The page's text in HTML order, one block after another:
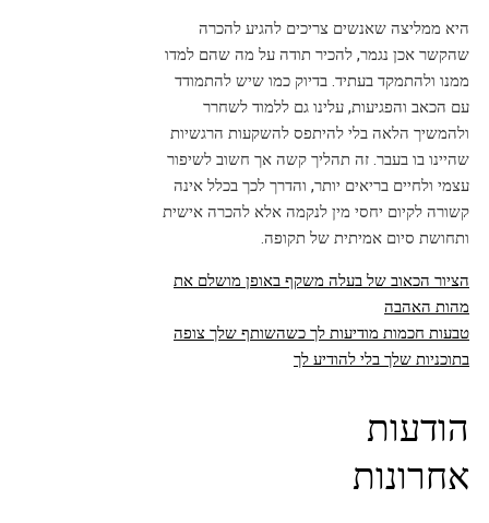
היא ממליצה שאנשים צריכים להגיע להכרה
שהקשר אכן נגמר, להכיר תודה על מה שהם למדו
ממנו ולהתמקד בעתיד. בדיוק כמו שיש להתמודד
עם הכאב והפגיעות, עלינו גם ללמוד לשחרר
ולהמשיך הלאה בלי להיתפס להשקעות הרגשיות
שהיינו בו בעבר. זה תהליך קשה אך חשוב לשיפור
עצמי ולחיים בריאים יותר, והדרך לכך בכלל אינה
קשורה לקיום יחסי מין לנקמה אלא להכרה אישית
ותחושת סיום אמיתית של תקופה.
הציור הכאוב של בעלה משקף באופן מושלם את
מהות האהבה
טבעות חכמות מודיעות לך כשהשותף שלך צופה
בתוכניות שלך בלי להודיע לך
הודעות
אחרונות